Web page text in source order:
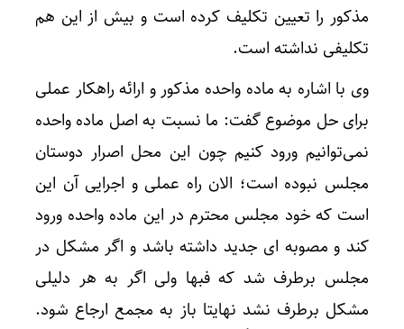
مذکور را تعیین تکلیف کرده است و بیش از این هم
تکلیفی نداشته است.
وی با اشاره به ماده واحده مذکور و ارائه راهکار عملی
برای حل موضوع گفت: ما نسبت به اصل ماده واحده
نمی‌توانیم ورود کنیم چون این محل اصرار دوستان
مجلس نبوده است؛ الان راه عملی و اجرایی آن این
است که خود مجلس محترم در این ماده واحده ورود
کند و مصوبه ای جدید داشته باشد و اگر مشکل در
مجلس برطرف شد که فبها ولی اگر به هر دلیلی
مشکل برطرف نشد نهایتا باز به مجمع ارجاع شود.